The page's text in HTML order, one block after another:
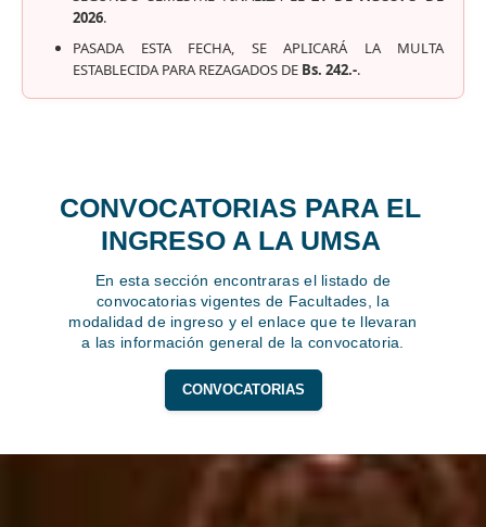
2026.
PASADA ESTA FECHA, SE APLICARÁ LA MULTA
ESTABLECIDA PARA REZAGADOS DE Bs. 242.-.
CONVOCATORIAS PARA EL
INGRESO A LA UMSA
En esta sección encontraras el listado de
convocatorias vigentes de Facultades, la
modalidad de ingreso y el enlace que te llevaran
a las información general de la convocatoria.
CONVOCATORIAS